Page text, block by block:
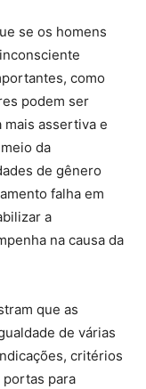
se os homens
como
podem ser
mais assertiva e
da
de gênero
falha em
a
na causa da
que as
de várias
critérios
portas para